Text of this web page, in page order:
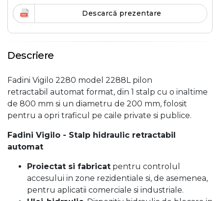
Descarcă prezentare
Descriere
Fadini Vigilo 2280 model 2288L pilon
retractabil automat format, din 1 stalp cu o inaltime
de 800 mm si un diametru de 200 mm, folosit
pentru a opri traficul pe caile private si publice.
Fadini Vigilo - Stalp hidraulic retractabil
automat
Proiectat si fabricat pentru controlul
accesului in zone rezidentiale si, de asemenea,
pentru aplicatii comerciale si industriale.